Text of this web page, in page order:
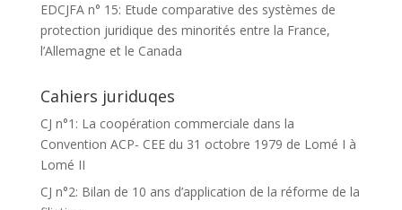
EDCJFA n° 15: Etude comparative des systèmes de
protection juridique des minorités entre la France,
l’Allemagne et le Canada
Cahiers juriduqes
CJ n°1: La coopération commerciale dans la
Convention ACP- CEE du 31 octobre 1979 de Lomé I à
Lomé II
CJ n°2: Bilan de 10 ans d’application de la réforme de la